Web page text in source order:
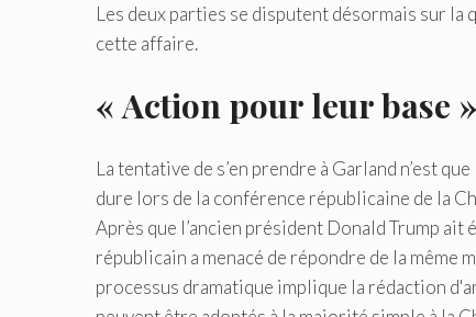
Les deux parties se disputent désormais sur
cette affaire.
« Action pour leur base »
La tentative de s’en prendre à Garland n’est
dure lors de la conférence républicaine de la
Après que l’ancien président Donald Trump
républicain a menacé de répondre de la même
processus dramatique implique la rédaction